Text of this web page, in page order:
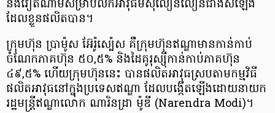
និងវៀតណាមសម្រាប់លក់អាវុធមីស៊ីលឿនលឿនជាងសំឡេង
ដែលខ្លួនផលិតបាន។
ក្រុមហ៊ុន ប្រាម៉ូស អ៊ែរ៉ូស្ប៉េស គឺក្រុមហ៊ុនឥណ្ឌាមានកាន់កាប់
ចំណែកភាគហ៊ុន ៥០,៥% និងដៃគូរុស្ស៊ីកាន់កាប់ភាគហ៊ុន
៤៩,៥% ហើយក្រុមហ៊ុននេះ បានផលិតអាវុធស្របតាមកម្មវិធី
ផលិតអាវុធនៅក្នុងប្រទេសឥណ្ឌា ដែលបង្កើតឡើងដោយនាយក
រដ្ឋមន្ត្រីឥណ្ឌាលោក ណារិនដ្រា ម៉ូឌី (Narendra Modi)។